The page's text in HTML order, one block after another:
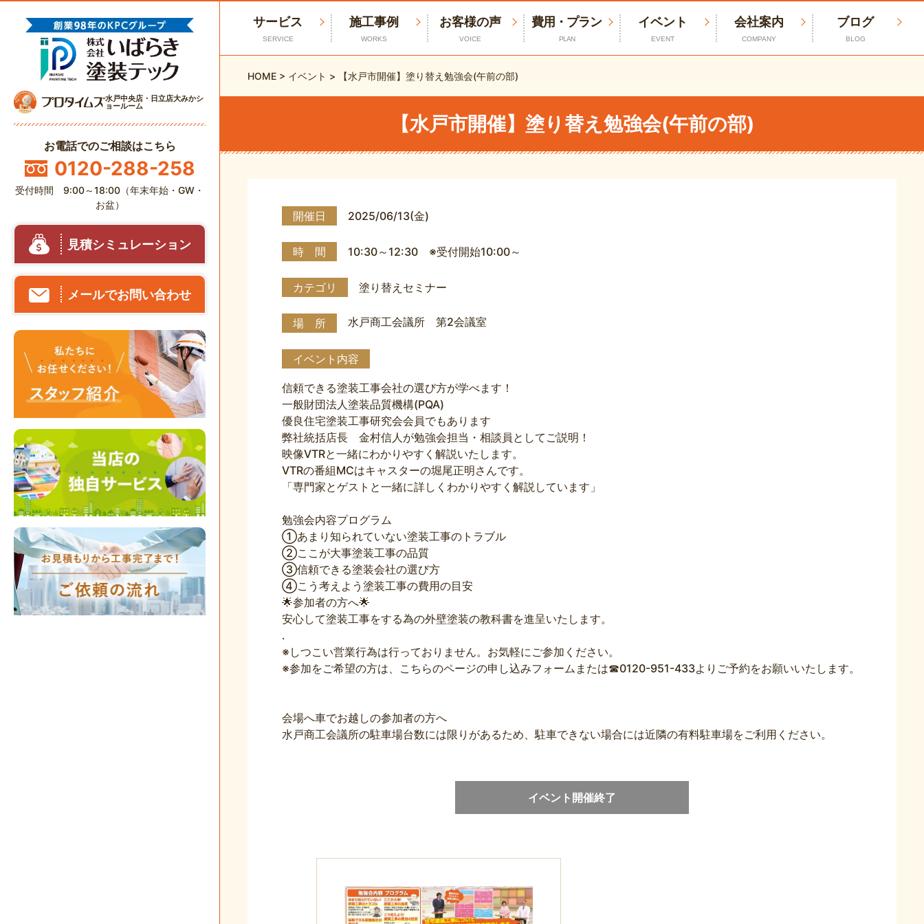
水戸中央店・日立店大みかシ
ョールーム
お電話でのご相談はこちら
0120-288-258
受付時間 9:00～18:00（年末年始・GW・
お盆）
見積シミュレーション
メールでお問い合わせ
サービス
SERVICE
施工事例
WORKS
お客様の声
VOICE
費用・プラン
PLAN
イベント
EVENT
会社案内
COMPANY
ブログ
BLOG
HOME > イベント > 【水戸市開催】塗り替え勉強会(午前の部)
【水戸市開催】塗り替え勉強会(午前の部)
開催日 2025/06/13(金)
時 間 10:30～12:30 ※受付開始10:00～
カテゴリ 塗り替えセミナー
場 所 水戸商工会議所 第2会議室
イベント内容
信頼できる塗装工事会社の選び方が学べます！
一般財団法人塗装品質機構(PQA)
優良住宅塗装工事研究会会員でもあります
弊社統括店長 金村信人が勉強会担当・相談員としてご説明！
映像VTRと一緒にわかりやすく解説いたします。
VTRの番組MCはキャスターの堀尾正明さんです。
「専門家とゲストと一緒に詳しくわかりやすく解説しています」
勉強会内容プログラム
①あまり知られていない塗装工事のトラブル
②ここが大事塗装工事の品質
③信頼できる塗装会社の選び方
④こう考えよう塗装工事の費用の目安
🌟参加者の方へ🌟
安心して塗装工事をする為の外壁塗装の教科書を進呈いたします。
.
※しつこい営業行為は行っておりません。お気軽にご参加ください。
※参加をご希望の方は、こちらのページの申し込みフォームまたは☎0120-951-433よりご予約をお願いいたします。
会場へ車でお越しの参加者の方へ
水戸商工会議所の駐車場台数には限りがあるため、駐車できない場合には近隣の有料駐車場をご利用ください。
イベント開催終了